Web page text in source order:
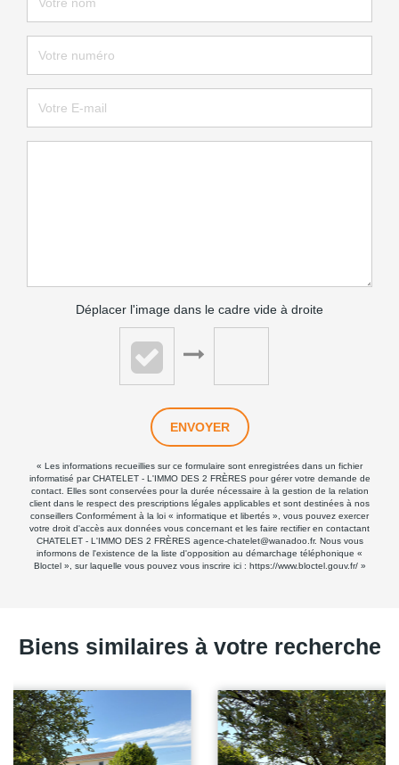
Déplacer l'image dans le cadre vide à droite
ENVOYER
« Les informations recueillies sur ce formulaire sont enregistrées dans un fichier
informatisé par CHATELET - L'IMMO DES 2 FRÈRES pour gérer votre demande de
contact. Elles sont conservées pour la durée nécessaire à la gestion de la relation
client dans le respect des prescriptions légales applicables et sont destinées à nos
conseillers Conformément à la loi « informatique et libertés », vous pouvez exercer
votre droit d'accès aux données vous concernant et les faire rectifier en contactant
CHATELET - L'IMMO DES 2 FRÈRES agence-chatelet@wanadoo.fr. Nous vous
informons de l'existence de la liste d'opposition au démarchage téléphonique «
Bloctel », sur laquelle vous pouvez vous inscrire ici : https://www.bloctel.gouv.fr/»
Biens similaires à votre recherche